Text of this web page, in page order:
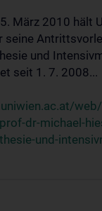
März 2010 hält
seine
und
seit 1. 7. 2008...
dr-michael-
und-